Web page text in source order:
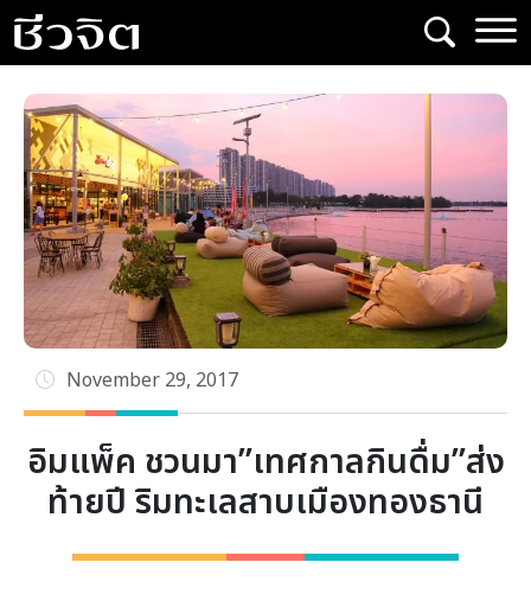
Skip
to
content
November 29, 2017
อิมแพ็ค ชวนมา”เทศกาลกินดื่ม”ส่ง
ท้ายปี ริมทะเลสาบเมืองทองธานี